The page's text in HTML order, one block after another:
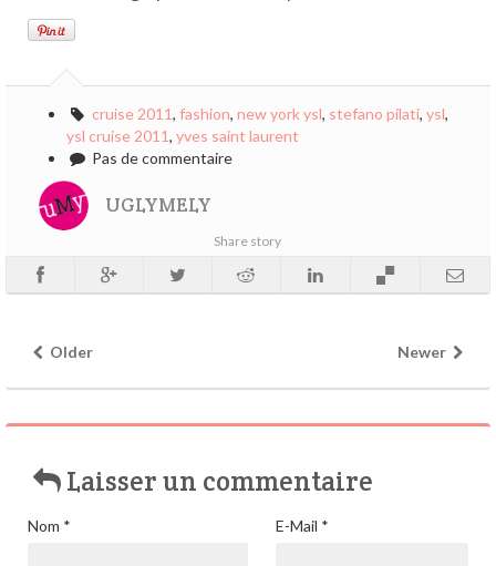
cruise 2011, fashion, new york ysl, stefano pilati, ysl,
ysl cruise 2011, yves saint laurent
Pas de commentaire
UGLYMELY
Share story
Older Newer
Laisser un commentaire
Nom * E-Mail *